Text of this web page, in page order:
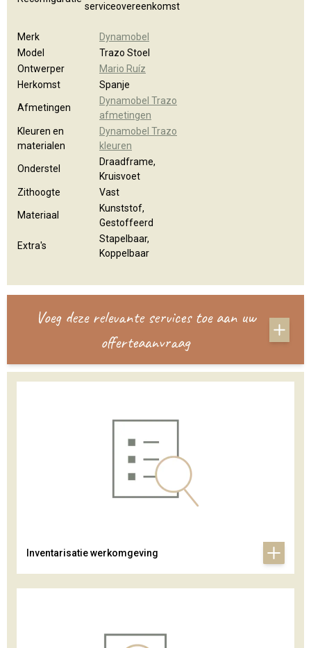
serviceovereenkomst
Merk
Dynamobel
Model
Trazo Stoel
Ontwerper
Mario Ruíz
Herkomst
Spanje
Afmetingen
Dynamobel Trazo
afmetingen
Kleuren en
materialen
Dynamobel Trazo
kleuren
Onderstel
Draadframe,
Kruisvoet
Zithoogte
Vast
Materiaal
Kunststof,
Gestoffeerd
Extra's
Stapelbaar,
Koppelbaar
Voeg deze relevante services toe aan uw
offerteaanvraag
Inventarisatie werkomgeving